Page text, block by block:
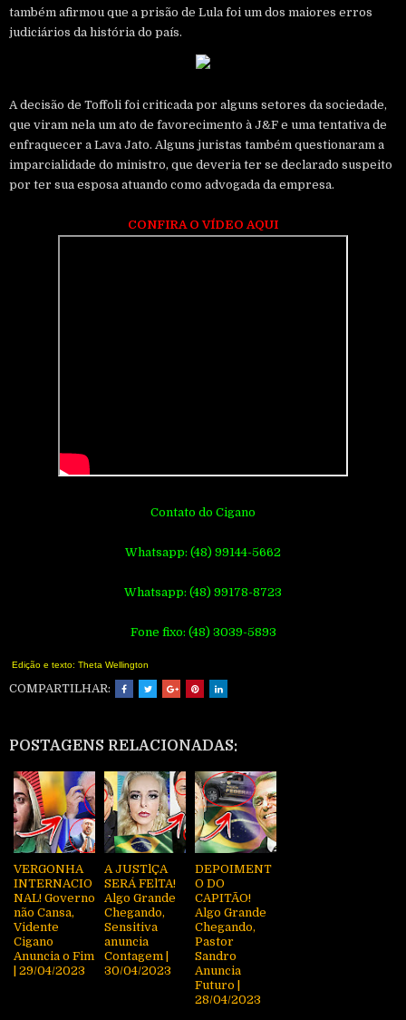
também afirmou que a prisão de Lula foi um dos maiores erros
judiciários da história do país.
A decisão de Toffoli foi criticada por alguns setores da sociedade,
que viram nela um ato de favorecimento à J&F e uma tentativa de
enfraquecer a Lava Jato. Alguns juristas também questionaram a
imparcialidade do ministro, que deveria ter se declarado suspeito
por ter sua esposa atuando como advogada da empresa.
CONFIRA O VÍDEO AQUI
Contato do Cigano
Whatsapp: (48) 99144-5662
Whatsapp: (48) 99178-8723
Fone fixo: (48) 3039-5893
Edição e texto: Theta Wellington
COMPARTILHAR:
POSTAGENS RELACIONADAS:
VERGONHA
INTERNACIO
NAL! Governo
não Cansa,
Vidente
Cigano
Anuncia o Fim
| 29/04/2023
A JUSTlÇA
SERÁ FElTA!
Algo Grande
Chegando,
Sensitiva
anuncia
Contagem |
30/04/2023
DEPOIMENT
O DO
CAPITÃO!
Algo Grande
Chegando,
Pastor
Sandro
Anuncia
Futuro |
28/04/2023